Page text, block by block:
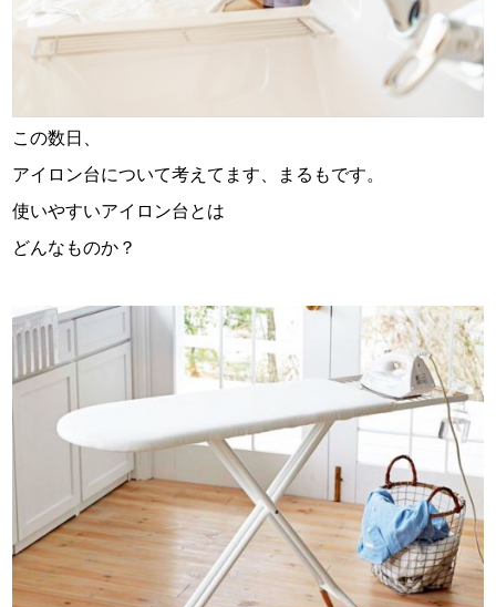
この数日、
アイロン台について考えてます、まるもです。
使いやすいアイロン台とは
どんなものか？